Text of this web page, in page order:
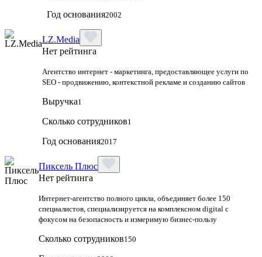
Год основания2002
LZ.Media
Нет рейтинга
Агентство интернет - маркетинга, предоставляющее услуги по
SEO - продвижению, контекстной рекламе и созданию сайтов
Выручка1
Сколько сотрудников1
Год основания2017
Пиксель Плюс
Нет рейтинга
Интернет-агентство полного цикла, объединяет более 150
специалистов, специализируется на комплексном digital с
фокусом на безопасность и измеримую бизнес-пользу
Сколько сотрудников150